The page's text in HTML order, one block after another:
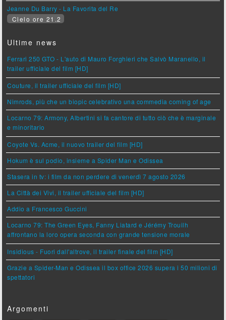
Jeanne Du Barry - La Favorita del Re
Cielo ore 21.2
Ultime news
Ferrari 250 GTO - L'auto di Mauro Forghieri che Salvò Maranello, il
trailer ufficiale del film [HD]
Couture, il trailer ufficiale del film [HD]
Nimrods, più che un biopic celebrativo una commedia coming of age
Locarno 79: Armony, Albertini si fa cantore di tutto ciò che è marginale
e minoritario
Coyote Vs. Acme, il nuovo trailer del film [HD]
Hokum è sul podio, insieme a Spider Man e Odissea
Stasera in tv: i film da non perdere di venerdì 7 agosto 2026
La Città dei Vivi, il trailer ufficiale del film [HD]
Addio a Francesco Guccini
Locarno 79: The Green Eyes, Fanny Liatard e Jérémy Trouilh
affrontano la loro opera seconda con grande tensione morale
Insidious - Fuori dall'altrove, il trailer finale del film [HD]
Grazie a Spider-Man e Odissea il box office 2026 supera i 50 milioni di
spettatori
Argomenti